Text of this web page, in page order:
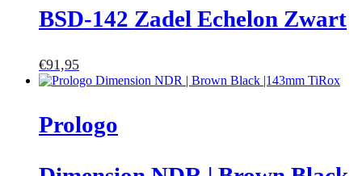
BSD-142 Zadel Echelon Zwart
€91,95
Prologo